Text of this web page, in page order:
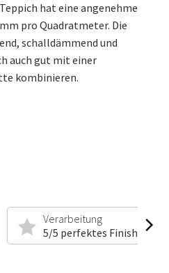
hat eine angenehme
pro Quadratmeter. Die
schalldämmend und
auch gut mit einer
kombinieren.
Verarbeitung
5/5 perfektes Finish